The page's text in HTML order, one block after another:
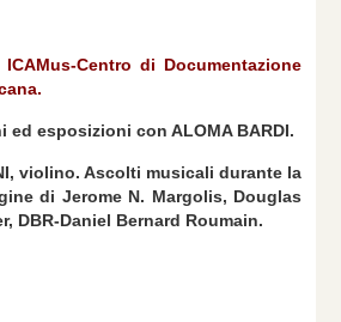
Centro di Documentazione
ed esposizioni con ALOMA BARDI.
violino. Ascolti musicali durante la
di Jerome N. Margolis, Douglas
DBR-Daniel Bernard Roumain.